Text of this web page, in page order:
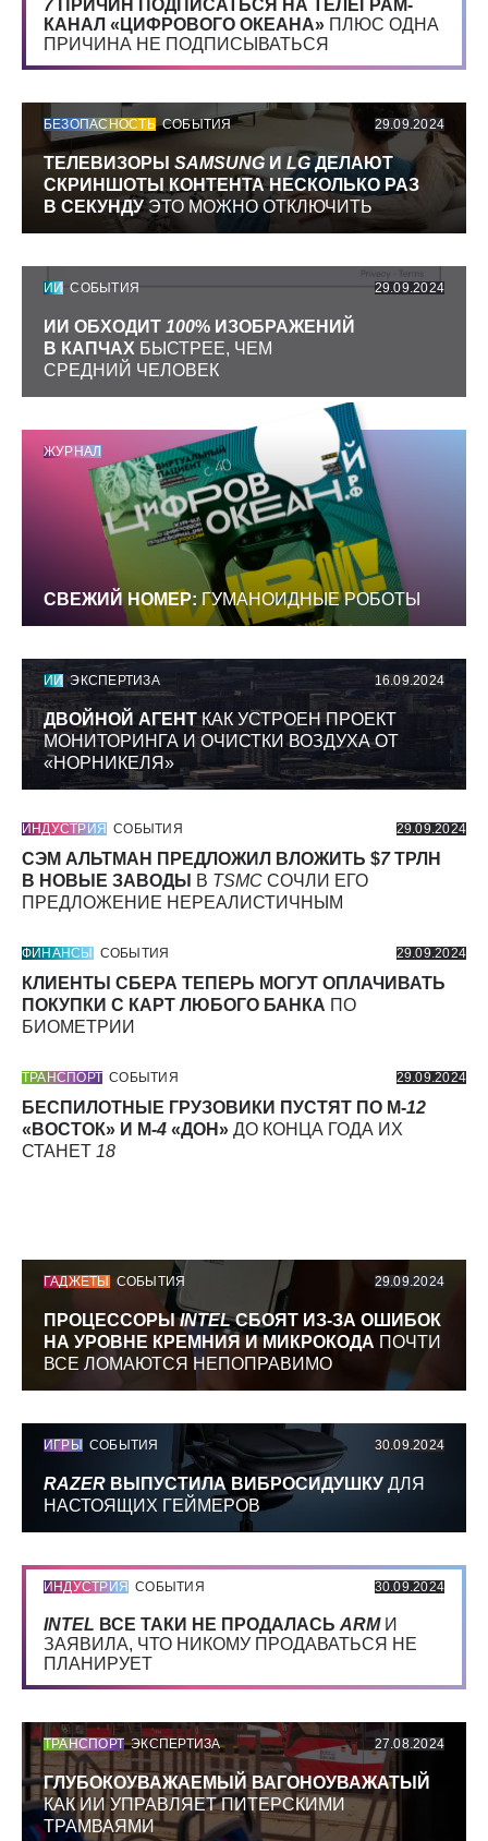
7
ПРИЧИН ПОДПИСАТЬСЯ НА ТЕЛЕГРАМ-
КАНАЛ «ЦИФРОВОГО ОКЕАНА» ПЛЮС ОДНА
ПРИЧИНА НЕ ПОДПИСЫВАТЬСЯ
БЕЗОПАСНОСТЬ СОБЫТИЯ 29.09.2024
ТЕЛЕВИЗОРЫ SAMSUNG И LGДЕЛАЮТ
СКРИНШОТЫ КОНТЕНТА НЕСКОЛЬКО РАЗ
В СЕКУНДУЭТО МОЖНО ОТКЛЮЧИТЬ
ИИ СОБЫТИЯ 29.09.2024
ИИ ОБХОДИТ 100% ИЗОБРАЖЕНИЙ
В КАПЧАХ БЫСТРЕЕ, ЧЕМ
СРЕДНИЙ ЧЕЛОВЕК
ЖУРНАЛ
СВЕЖИЙ НОМЕР: ГУМАНОИДНЫЕ РОБОТЫ
ИИ ЭКСПЕРТИЗА 16.09.2024
ДВОЙНОЙ АГЕНТКАК УСТРОЕН ПРОЕКТ
МОНИТОРИНГА И ОЧИСТКИ ВОЗДУХА ОТ
«НОРНИКЕЛЯ»
ИНДУСТРИЯ СОБЫТИЯ 29.09.2024
СЭМ АЛЬТМАН ПРЕДЛОЖИЛ ВЛОЖИТЬ $7ТРЛН
В НОВЫЕ ЗАВОДЫ
В TSMC СОЧЛИ ЕГО
ПРЕДЛОЖЕНИЕ НЕРЕАЛИСТИЧНЫМ
ФИНАНСЫ СОБЫТИЯ 29.09.2024
КЛИЕНТЫ СБЕРА ТЕПЕРЬ МОГУТ ОПЛАЧИВАТЬ
ПОКУПКИ С КАРТ ЛЮБОГО БАНКА ПО
БИОМЕТРИИ
ТРАНСПОРТ СОБЫТИЯ 29.09.2024
БЕСПИЛОТНЫЕ ГРУЗОВИКИ ПУСТЯТ ПО М-12
«ВОСТОК» И М-4 «ДОН» ДО КОНЦА ГОДА ИХ
СТАНЕТ 18
ГАДЖЕТЫ СОБЫТИЯ 29.09.2024
ПРОЦЕССОРЫINTELСБОЯТ ИЗ-ЗА ОШИБОК
НА УРОВНЕ КРЕМНИЯ И МИКРОКОДА ПОЧТИ
ВСЕ ЛОМАЮТСЯ НЕПОПРАВИМО
ИГРЫ СОБЫТИЯ 30.09.2024
RAZER ВЫПУСТИЛА ВИБРОСИДУШКУ ДЛЯ
НАСТОЯЩИХ ГЕЙМЕРОВ
ИНДУСТРИЯ СОБЫТИЯ 30.09.2024
INTEL ВСЕ ТАКИ НЕ ПРОДАЛАСЬ ARMИ
ЗАЯВИЛА, ЧТО НИКОМУ ПРОДАВАТЬСЯ НЕ
ПЛАНИРУЕТ
ТРАНСПОРТ ЭКСПЕРТИЗА 27.08.2024
ГЛУБОКОУВАЖАЕМЫЙ ВАГОНОУВАЖАТЫЙ
КАК ИИ УПРАВЛЯЕТ ПИТЕРСКИМИ
ТРАМВАЯМИ